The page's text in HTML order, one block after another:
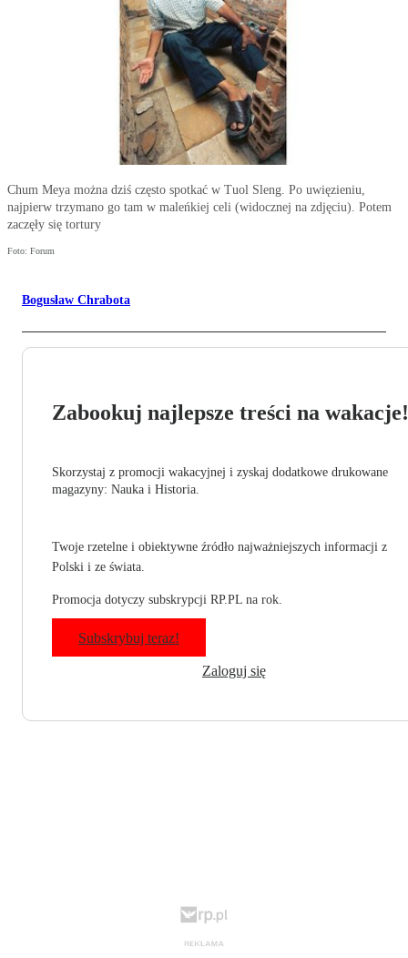
Chum Meya można dziś często spotkać w Tuol Sleng. Po uwięzieniu,
najpierw trzymano go tam w maleńkiej celi (widocznej na zdjęciu). Potem
zaczęły się tortury
Foto: Forum
Bogusław Chrabota
Zabookuj najlepsze treści na wakacje!
Skorzystaj z promocji wakacyjnej i zyskaj dodatkowe drukowane
magazyny: Nauka i Historia.
Twoje rzetelne i obiektywne źródło najważniejszych informacji z
Polski i ze świata.
Promocja dotyczy subskrypcji RP.PL na rok.
Subskrybuj teraz!
Zaloguj się